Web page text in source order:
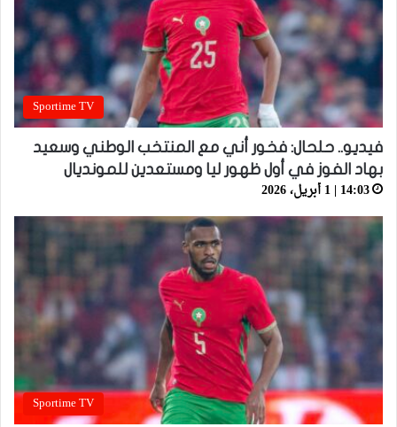
Sportime TV
فيديو.. حلحال: فخور أني مع المنتخب الوطني وسعيد
بهاد الفوز في أول ظهور ليا ومستعدين للمونديال
14:03 | 1 أبريل، 2026
Sportime TV